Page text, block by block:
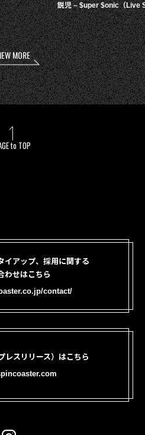
鋭児 – $uper $onic（Live
MORE
to TOP
イアップ、採用に関する
わせはこちら
contact/
レスリリース）はこちら